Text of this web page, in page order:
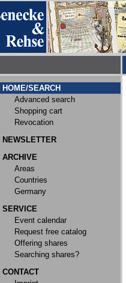
HOME/SEARCH
Advanced search
Shopping cart
Revocation
NEWSLETTER
ARCHIVE
Areas
Countries
Germany
SERVICE
Event calendar
Request free catalog
Offering shares
Searching shares?
CONTACT